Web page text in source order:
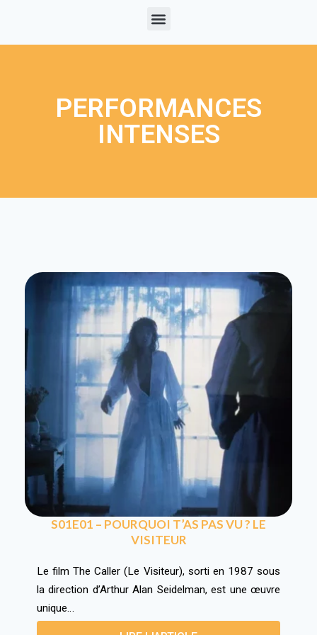
PERFORMANCES
INTENSES
S01E01 – POURQUOI T’AS PAS VU ? LE
VISITEUR
Le film The Caller (Le Visiteur), sorti en 1987 sous
la direction d’Arthur Alan Seidelman, est une œuvre
unique…